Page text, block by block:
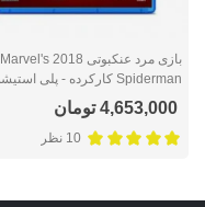
بازی مرد عنکبوتی 2018 Marvel's
Spiderman کارکرده - پلی استیشن 4
4,653,000 تومان
10 نظر